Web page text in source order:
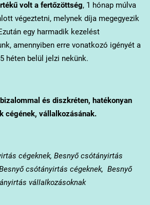
volt a fertőzöttség, 1 hónap múlva
végeztetni, melynek díja megegyezik
egy harmadik kezelést
amennyiben erre vonatkozó igényét a
héten belül jelzi nekünk.
és diszkréten, hatékonyan
cégének, vállalkozásának.
cégeknek, Besnyő csótányirtás
csótányirtás cégeknek, Besnyő
vállalkozásoknak